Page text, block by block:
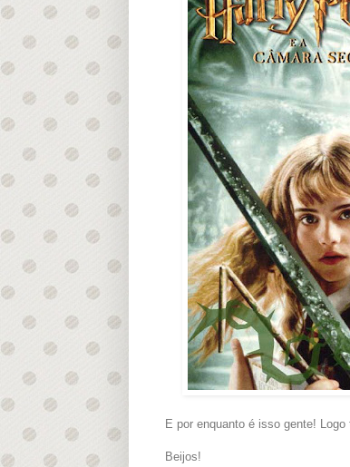
E por enquanto é isso gente!
Beijos!